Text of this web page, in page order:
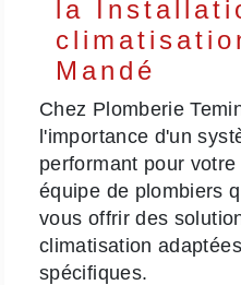
la
Mandé
Chez Plomberie
l'importance d'un
performant pour
équipe de plombiers
vous offrir des
climatisation
spécifiques.